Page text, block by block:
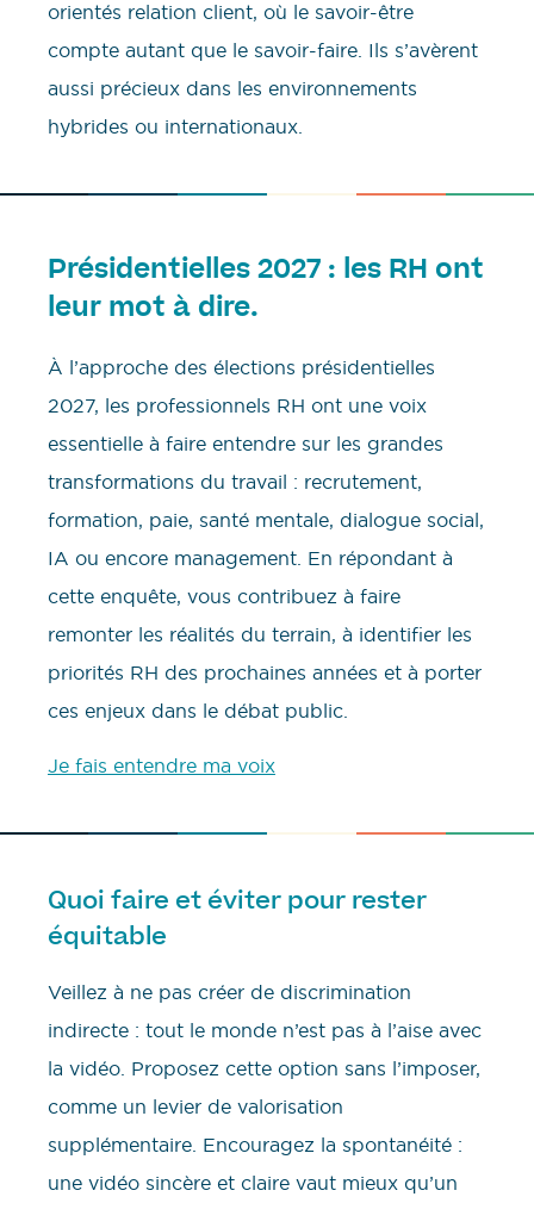
orientés relation client, où le savoir-être
compte autant que le savoir-faire. Ils s’avèrent
aussi précieux dans les environnements
hybrides ou internationaux.
Présidentielles 2027 : les RH ont
leur mot à dire.
À l’approche des élections présidentielles
2027, les professionnels RH ont une voix
essentielle à faire entendre sur les grandes
transformations du travail : recrutement,
formation, paie, santé mentale, dialogue social,
IA ou encore management. En répondant à
cette enquête, vous contribuez à faire
remonter les réalités du terrain, à identifier les
priorités RH des prochaines années et à porter
ces enjeux dans le débat public.
Je fais entendre ma voix
Quoi faire et éviter pour rester
équitable
Veillez à ne pas créer de discrimination
indirecte : tout le monde n’est pas à l’aise avec
la vidéo. Proposez cette option sans l’imposer,
comme un levier de valorisation
supplémentaire. Encouragez la spontanéité :
une vidéo sincère et claire vaut mieux qu’un